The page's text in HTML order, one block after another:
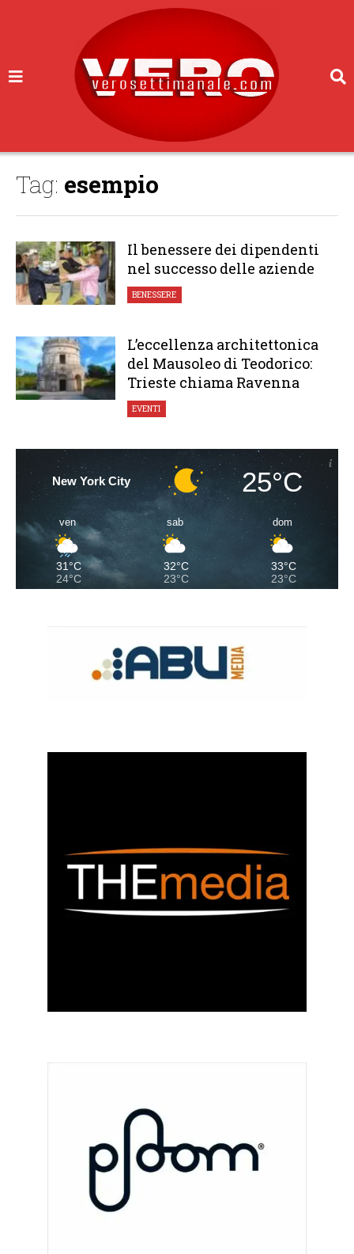
Tag: esempio
Il benessere dei dipendenti
nel successo delle aziende
BENESSERE
L’eccellenza architettonica
del Mausoleo di Teodorico:
Trieste chiama Ravenna
EVENTI
New York City 25°C
ven
31°C
24°C
sab
32°C
23°C
dom
33°C
23°C